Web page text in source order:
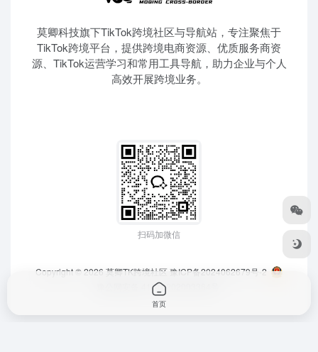
莫卿科技旗下TikTok跨境社区与导航站，专注聚焦于
TikTok跨境平台，提供跨境电商资源、优质服务商资
源、TikTok运营学习和常用工具导航，助力企业与个人
高效开展跨境业务。
扫码加微信
Copyright © 2026 莫卿TK跨境社区 豫ICP备2024062679号-2
豫公网安备 41010202003364号
首页